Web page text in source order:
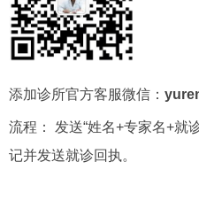
添加诊所官方客服微信：
流程： 发送“姓名+专家名+就
记并发送就诊回执。